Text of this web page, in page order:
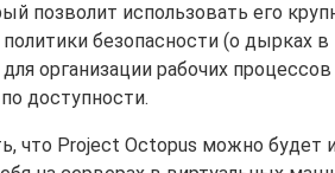
позволит использовать его
безопасности (о дырках
организации рабочих
доступности.
что Project Octopus можно будет